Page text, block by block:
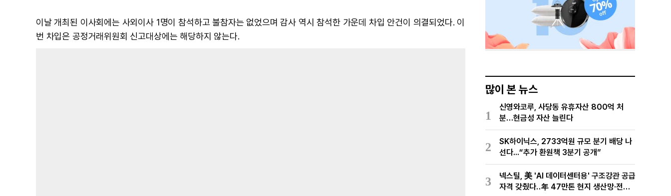
이날 개최된 이사회에는 사외이사 1명이 참석하고 불참자는 없었으며 감사 역시 참석한 가운데 차입 안건이 의결되었다. 이
번 차입은 공정거래위원회 신고대상에는 해당하지 않는다.
많이 본 뉴스
1
신영와코루, 사당동 유휴자산 800억 처
분…현금성 자산 늘린다
2
SK하이닉스, 2733억원 규모 분기 배당 나
선다...“추가 환원책 3분기 공개”
3
넥스틸, 美 'AI 데이터센터용' 구조강관 공급
자격 갖췄다‥年 47만톤 현지 생산망·전미